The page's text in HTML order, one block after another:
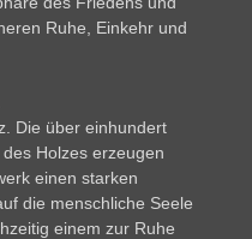
Ruhe, Einkehr und
Die über einhundert
Holzes erzeugen
einen starken
die menschliche Seele
einem zur Ruhe